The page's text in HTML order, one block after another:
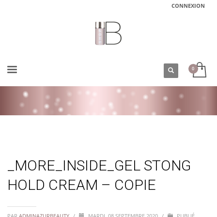
CONNEXION
_MORE_INSIDE_GEL STONG
HOLD CREAM – COPIE